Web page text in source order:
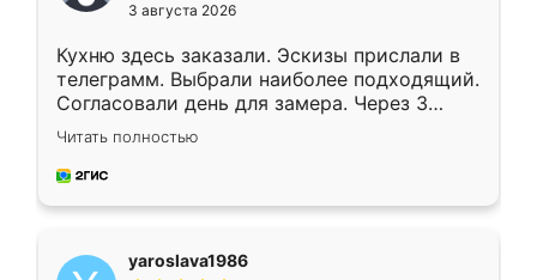
3 августа 2026
Кухню здесь заказали. Эскизы прислали в
телеграмм. Выбрали наиболее подходящий.
Согласовали день для замера. Через 3
недели кухня была уже готова. Остались
довольны работой. Спасибо Ренессанс
мебель за качественную работу!
Читать полностью
yaroslava1986